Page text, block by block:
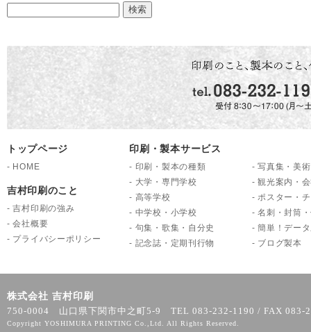
トップページ
- HOME
吉村印刷のこと
-吉村印刷の強み
-会社概要
- プライバシーポリシー
印刷・製本サービス
- 印刷・製本の種類
- 大学・専門学校
- 高等学校
- 中学校・小学校
- 句集・歌集・自分史
- 記念誌・定期刊行物
-写真集・美
-観光案内・
-ポスター・
-名刺・封筒
-簡単！デー
- ブログ製本
株式会社 吉村印刷
750-0004 山口県下関市中之町5-9 TEL 083-232-1190 / FAX 083-
Copyright YOSHIMURA PRINTING Co.,Ltd. All Rights Reserved.